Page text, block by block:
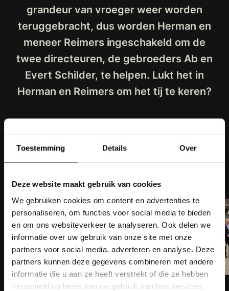
Toestemming Details Over
Deze website maakt gebruik van cookies
We gebruiken cookies om content en advertenties te
personaliseren, om functies voor social media te bieden
en om ons websiteverkeer te analyseren. Ook delen we
informatie over uw gebruik van onze site met onze
partners voor social media, adverteren en analyse. Deze
partners kunnen deze gegevens combineren met andere
informatie die u aan ze heeft verstrekt of die ze hebben
verzameld op basis van uw gebruik van hun services.
grandeur van vroeger weer worden
teruggebracht, dus worden Herman en
meneer Reimers ingeschakeld om de
twee directeuren, de gebroeders Ab en
Evert Schilder, te helpen. Lukt het in
Herman en Reimers om het tij te keren?
Uitgezonden in het voorjaar van 2015.